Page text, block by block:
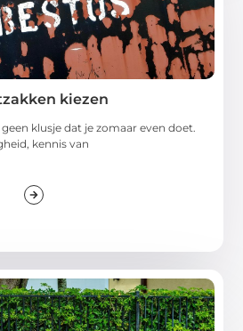
kiezen
klusje dat je zomaar even doet.
kennis van